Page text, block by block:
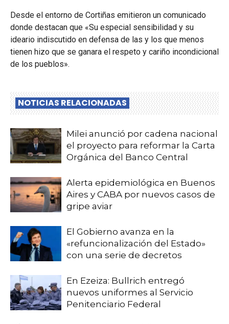
Desde el entorno de Cortiñas emitieron un comunicado
donde destacan que «Su especial sensibilidad y su
ideario indiscutido en defensa de las y los que menos
tienen hizo que se ganara el respeto y cariño incondicional
de los pueblos».
NOTICIAS RELACIONADAS
Milei anunció por cadena nacional
el proyecto para reformar la Carta
Orgánica del Banco Central
Alerta epidemiológica en Buenos
Aires y CABA por nuevos casos de
gripe aviar
El Gobierno avanza en la
«refuncionalización del Estado»
con una serie de decretos
En Ezeiza: Bullrich entregó
nuevos uniformes al Servicio
Penitenciario Federal